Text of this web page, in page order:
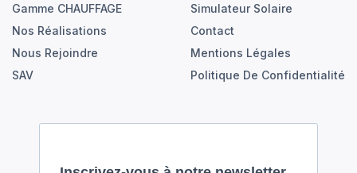
Gamme CHAUFFAGE
Nos Réalisations
Nous Rejoindre
SAV
Simulateur Solaire
Contact
Mentions Légales
Politique De Confidentialité